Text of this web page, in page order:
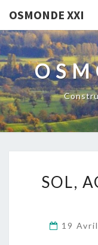
OSMONDE XXI
SOL,
19